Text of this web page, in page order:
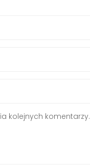
kolejnych komentarzy.